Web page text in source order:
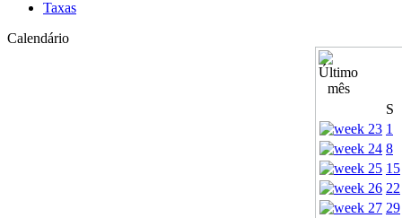
Taxas
Calendário
S
1
8
15
22
29